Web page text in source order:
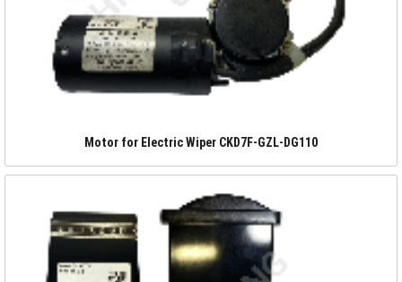
Motor for Electric Wiper CKD7F-GZL-DG110